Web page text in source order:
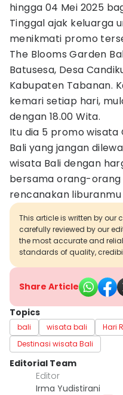
hingga 04 Mei 2025
Tinggal ajak keluarga
menikmati promo
The Blooms Garden
Batusesa, Desa
Kabupaten Tabanan.
kemari setiap hari,
dengan 18.00 Wita.
Itu dia 5 promo wisata
Bali yang jangan
wisata Bali dengan
bersama orang-orang
rencanakan
This article is written by our
carefully reviewed by our
the most accurate and
standards of quality,
Share Article
Topics
bali wisata bali Hari
Destinasi wisata Bali
Editorial Team
Editor
Irma Yudistirani